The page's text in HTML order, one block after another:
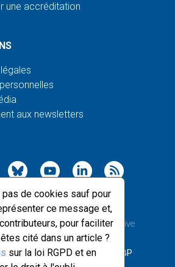
de cookies sauf pour
ce message et,
pour faciliter
cité dans un article ?
sur la loi RGPD et en
une accréditation
aux newsletters
Bretagne Presse, sauf Creative
Commons
:Breizhek Studio , Back-end : ABP